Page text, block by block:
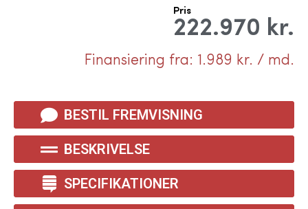
Pris
222.970 kr.
Finansiering fra: 1.989 kr. / md.
BESTIL FREMVISNING
BESKRIVELSE
SPECIFIKATIONER